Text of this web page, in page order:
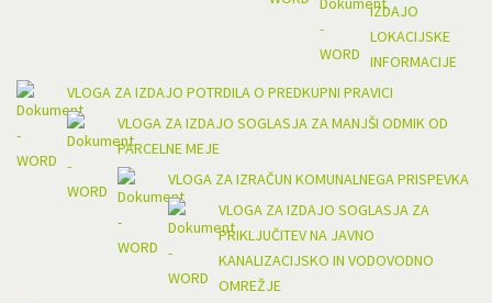
IZDAJO
LOKACIJSKE
INFORMACIJE
VLOGA ZA IZDAJO POTRDILA O PREDKUPNI PRAVICI
VLOGA ZA IZDAJO SOGLASJA ZA MANJŠI ODMIK OD
PARCELNE MEJE
VLOGA ZA IZRAČUN KOMUNALNEGA PRISPEVKA
VLOGA ZA IZDAJO SOGLASJA ZA
PRIKLJUČITEV NA JAVNO
KANALIZACIJSKO IN VODOVODNO
OMREŽJE